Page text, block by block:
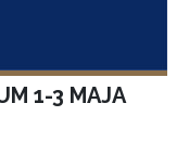
1-3 MAJA